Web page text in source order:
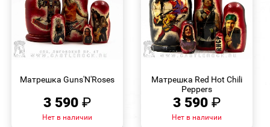
Матрешка Guns'N'Roses
3 590 ₽
Нет в наличии
Матрешка Red Hot Chili
Peppers
3 590 ₽
Нет в наличии